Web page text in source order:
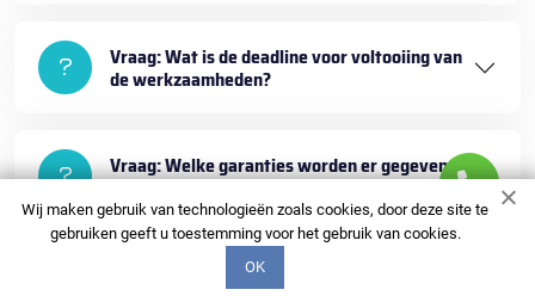
Vraag: Wat is de deadline voor voltooiing van
de werkzaamheden?
Vraag: Welke garanties worden er gegeven
voor uw diensten?
Vraag: Wat is de betalingsprocedure voor
Wij maken gebruik van technologieën zoals cookies, door deze site te
gebruiken geeft u toestemming voor het gebruik van cookies.
OK